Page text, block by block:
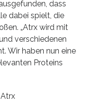
dass
dabei spielt, die
„Atrx wird mit
verschiedenen
Wir haben nun eine
Proteins